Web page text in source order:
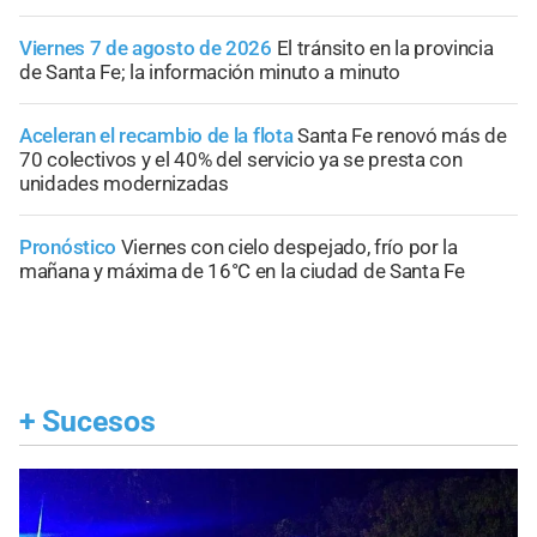
Viernes 7 de agosto de 2026 El tránsito en la provincia
de Santa Fe; la información minuto a minuto
Aceleran el recambio de la flotaSanta Fe renovó más de
70 colectivos y el 40% del servicio ya se presta con
unidades modernizadas
Pronóstico Viernes con cielo despejado, frío por la
mañana y máxima de 16°C en la ciudad de Santa Fe
+ Sucesos